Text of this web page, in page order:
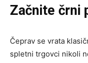
Začnite črni
Čeprav se vrata
spletni trgovci nikoli